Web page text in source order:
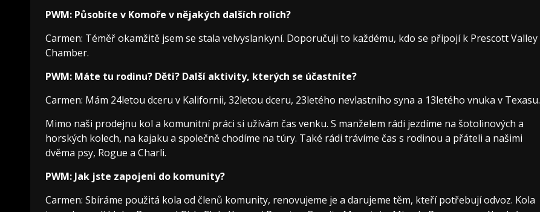
PWM: Působíte v Komoře v nějakých dalších rolích?
Carmen: Téměř okamžitě jsem se stala velvyslankyní. Doporučuji to každému, kdo se připojí k Prescott Valley
Chamber.
PWM: Máte tu rodinu? Děti? Další aktivity, kterých se účastníte?
Carmen: Mám 24letou dceru v Kalifornii, 32letou dceru, 23letého nevlastního syna a 13letého vnuka v Texasu.
Mimo naši prodejnu kol a komunitní práci si užívám čas venku. S manželem rádi jezdíme na šotolinových a
horských kolech, na kajaku a společně chodíme na túry. Také rádi trávíme čas s rodinou a přáteli a našimi
dvěma psy, Rogue a Charli.
PWM: Jak jste zapojeni do komunity?
Carmen: Sbíráme použitá kola od členů komunity, renovujeme je a darujeme těm, kteří potřebují odvoz. Kola